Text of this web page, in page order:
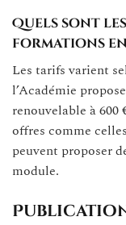
Quels sont
formations
Les tarifs varient
l’Académie
renouvelable à 600
offres comme
peuvent proposer
module.